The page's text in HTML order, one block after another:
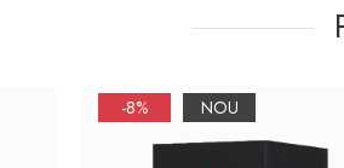
-8% NOU